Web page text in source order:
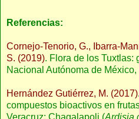
Referencias:
Cornejo-Tenorio, G., Ibarra-
S. (2019). Flora de los Tuxtlas:
Nacional Autónoma de
Hernández Gutiérrez, M. (2017)
compuestos bioactivos en
Veracruz: Chagalapoli (Ardisia